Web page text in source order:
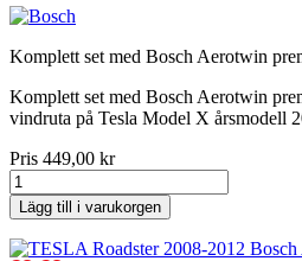
Komplett set med Bosch Aerotwin
Komplett set med Bosch Aerotwin
vindruta på Tesla Model X årsmodell
Pris 449,00 kr
Lägg till i varukorgen